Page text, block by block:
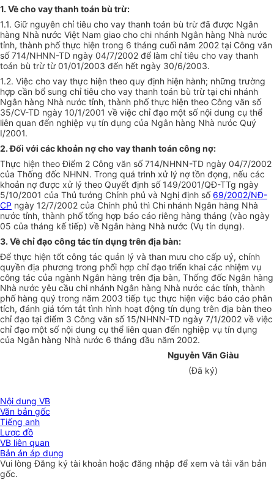
1. Về cho vay thanh toán bù trừ:
1.1. Giữ nguyên chỉ tiêu cho vay thanh toán bù trừ đã được Ngân
hàng Nhà nước Việt Nam giao cho chi nhánh Ngân hàng Nhà nước
tỉnh, thành phố thực hiện trong 6 tháng cuối năm 2002 tại Công văn
số 714/NHNN-TD ngày 04/7/2002 để làm chỉ tiêu cho vay thanh
toán bù trừ từ 01/01/2003 đến hết ngày 30/6/2003.
1.2. Việc cho vay thực hiện theo quy định hiện hành; những trường
hợp cần bổ sung chỉ tiêu cho vay thanh toán bù trừ tại chi nhánh
Ngân hàng Nhà nước tỉnh, thành phố thực hiện theo Công văn số
35/CV-TD ngày 10/1/2001 về việc chỉ đạo một số nội dung cụ thể
liên quan đến nghiệp vụ tín dụng của Ngân hàng Nhà nưóc Quý
I/2001.
2. Đối với các khoản nợ cho vay thanh toán công nợ:
Thực hiện theo Điểm 2 Công văn số 714/NHNN-TD ngày 04/7/2002
của Thống đốc NHNN. Trong quá trình xử lý nợ tồn đọng, nếu các
khoản nợ được xử lý theo Quyết định số 149/2001/QĐ-TTg ngày
5/10/2001 của Thủ tướng Chính phủ và Nghị định số 69/2002/NĐ-
CP ngày 12/7/2002 của Chính phủ thì Chi nhánh Ngân hàng Nhà
nước tỉnh, thành phố tổng hợp báo cáo riêng hàng tháng (vào ngày
05 của tháng kế tiếp) về Ngân hàng Nhà nước (Vụ tín dụng).
3. Về chỉ đạo công tác tín dụng trên địa bàn:
Để thực hiện tốt công tác quản lý và than mưu cho cấp uỷ, chính
quyền địa phương trong phối hợp chỉ đạo triển khai các nhiệm vụ
công tác của ngành Ngân hàng trên địa bàn, Thống đốc Ngân hàng
Nhà nước yêu cầu chi nhánh Ngân hàng Nhà nước các tỉnh, thành
phố hàng quý trong năm 2003 tiếp tục thực hiện việc báo cáo phân
tích, đánh giá tóm tắt tình hình hoạt động tín dụng trên địa bàn theo
chỉ đạo tại điểm 3 Công văn số 15/NHNN-TD ngày 7/1/2002 về việc
chỉ đạo một số nội dung cụ thể liên quan đến nghiệp vụ tín dụng
của Ngân hàng Nhà nước 6 tháng đầu năm 2002.
Nguyễn Văn Giàu
(Đã ký)
Nội dung VB
Văn bản gốc
Tiếng anh
Lược đồ
VB liên quan
Bản án áp dụng
Vui lòngĐăng ký tài khoản hoặc đăng nhập để xem và tải văn bản
gốc.